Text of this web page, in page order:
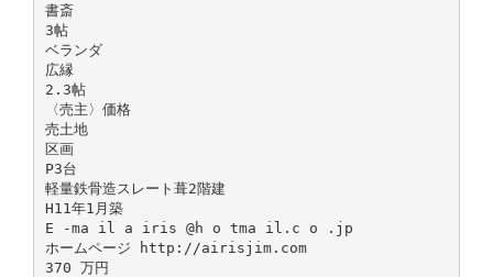
書斎
3帖
ベランダ
広縁
2.3帖
〈売主〉価格
売土地
区画
P3台
軽量鉄骨造スレート葺2階建
H11年1月築
E -ma il a iris @h o tma il.c o .jp
ホームページ http://airisjim.com
370 万円